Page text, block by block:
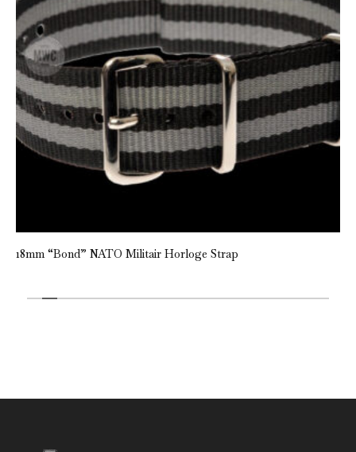
18mm “Bond” NATO Militair Horloge Strap